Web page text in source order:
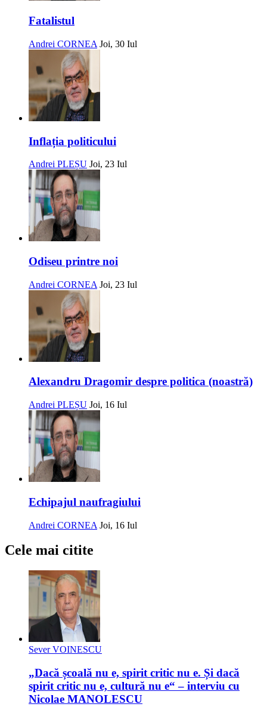
Fatalistul
Andrei CORNEA Joi, 30 Iul
Inflația politicului
Andrei PLEȘU Joi, 23 Iul
Odiseu printre noi
Andrei CORNEA Joi, 23 Iul
Alexandru Dragomir despre politica (noastră)
Andrei PLEȘU Joi, 16 Iul
Echipajul naufragiului
Andrei CORNEA Joi, 16 Iul
Cele mai citite
Sever VOINESCU
„Dacă școală nu e, spirit critic nu e. Și dacă
spirit critic nu e, cultură nu e“ – interviu cu
Nicolae MANOLESCU